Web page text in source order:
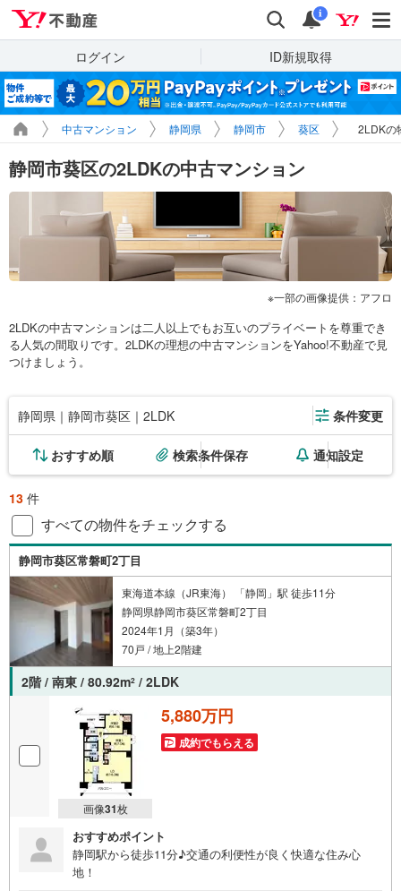
検索 通知
i
ログイン ID新規取得
中古マンション 静岡県 静岡市 葵区 2LDKの
静岡市葵区の2LDKの中古マンション
一部の画像提供：アフロ
2LDKの中古マンションは二人以上でもお互いのプライベートを尊重でき
る人気の間取りです。2LDKの理想の中古マンションをYahoo!不動産で見
つけましょう。
静岡県｜静岡市葵区｜2LDK 条件変更
おすすめ順 検索条件保存 通知設定
13 件
すべての物件をチェックする
静岡市葵区常磐町2丁目
東海道本線（JR東海） 「静岡」駅 徒歩11分
静岡県静岡市葵区常磐町2丁目
2024年1月（築3年）
70戸 / 地上2階建
2階 / 南東 / 80.92m2 / 2LDK
画像31枚
5,880万円
成約でもらえる
おすすめポイント
静岡駅から徒歩11分♪交通の利便性が良く快適な住み心
地！